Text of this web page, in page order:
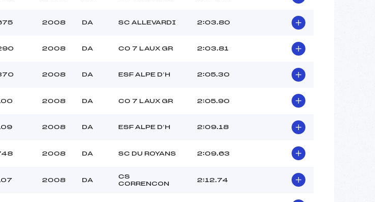
2008 DA SC ALLEVARDI 2:03.80
2008 DA CO 7 LAUX GR 2:03.81
2008 DA ESF ALPE D’H 2:05.30
2008 DA CO 7 LAUX GR 2:05.90
2008 DA ESF ALPE D’H 2:09.18
2008 DA SC DU ROYANS 2:09.63
2008 DA
CS
CORRENCON
2:12.74